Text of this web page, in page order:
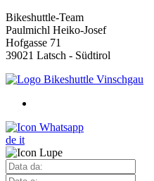
Bikeshuttle-Team
Paulmichl Heiko-Josef
Hofgasse 71
39021 Latsch - Südtirol
de it